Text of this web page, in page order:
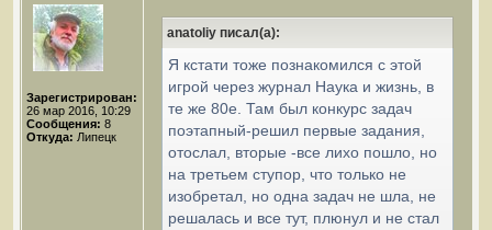
Зарегистрирован:
26 мар 2016, 10:29
Сообщения: 8
Откуда: Липецк
anatoliy писал(а):
Я кстати тоже познакомился с этой
игрой через журнал Наука и жизнь, в
те же 80е. Там был конкурс задач
поэтапный-решил первые задания,
отослал, вторые -все лихо пошло, но
на третьем ступор, что только не
изобретал, но одна задач не шла, не
решалась и все тут, плюнул и не стал